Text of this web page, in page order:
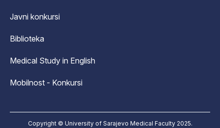
Javni konkursi
Biblioteka
Medical Study in English
Mobilnost - Konkursi
Copyright © University of Sarajevo Medical Faculty 2025.